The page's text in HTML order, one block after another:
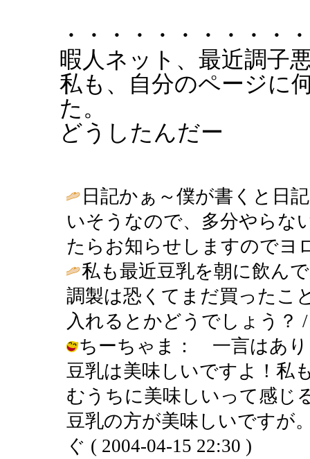
・・・・・・・・・・
暇人ネット、最近調子
私も、自分のページに
た。
どうしたんだー
日記かぁ～僕が書くと日
いそうなので、多分やらな
たらお知らせしますのでヨ
私も最近豆乳を朝に飲ん
調製は恐くてまだ買ったこ
入れるとかどうでしょう？
ちーちゃま： 一言はあ
豆乳は美味しいですよ！私
むうちに美味しいって感
豆乳の方が美味しいですが
ぐ ( 2004-04-15 22:30 )